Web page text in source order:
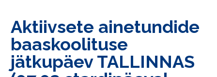
Aktiivsete ainetundide
baaskoolituse
jätkupäev TALLINNAS